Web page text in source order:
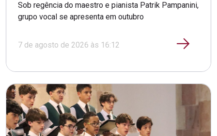
Sob regência do maestro e pianista Patrik Pampanini,
grupo vocal se apresenta em outubro
7 de agosto de 2026 às 16:12